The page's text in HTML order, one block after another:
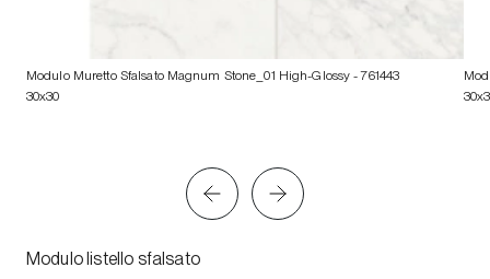
Modulo Muretto Sfalsato Magnum Stone_01 High-Glossy - 761443
30x30
Modulo listello sfalsato